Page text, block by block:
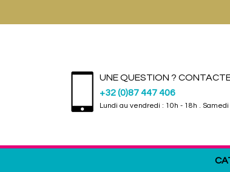
UNE QUESTION ?
+32 (0)87 447 406
Lundi au vendredi : 10h - 18h . Samedi